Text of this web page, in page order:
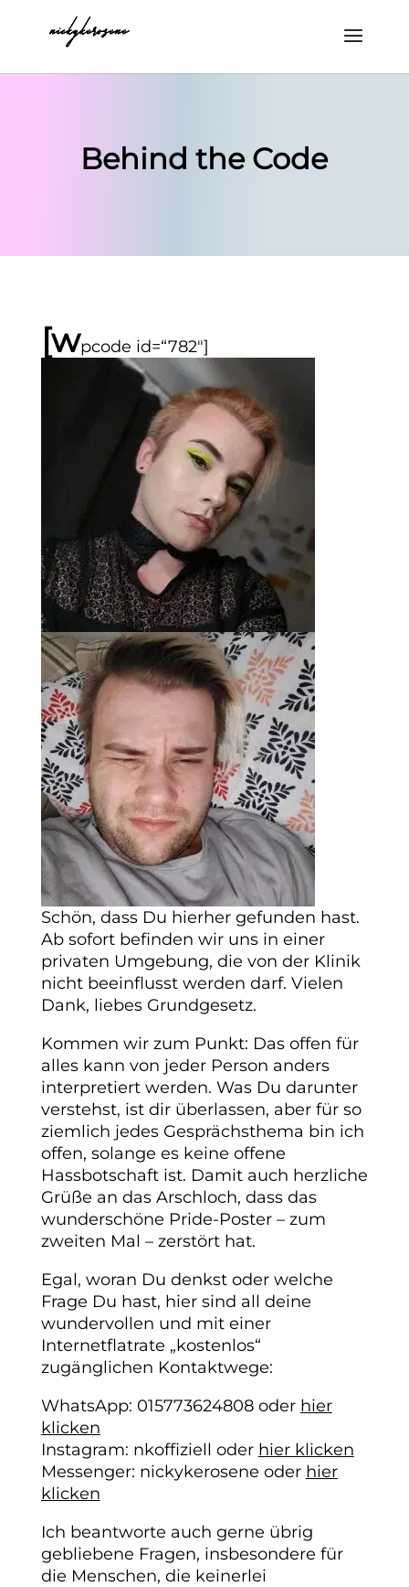
Behind the Code
[wpcode id=“782″]
Schön, dass Du hierher gefunden hast.
Ab sofort befinden wir uns in einer
privaten Umgebung, die von der Klinik
nicht beeinflusst werden darf. Vielen
Dank, liebes Grundgesetz.
Kommen wir zum Punkt: Das offen für
alles kann von jeder Person anders
interpretiert werden. Was Du darunter
verstehst, ist dir überlassen, aber für so
ziemlich jedes Gesprächsthema bin ich
offen, solange es keine offene
Hassbotschaft ist. Damit auch herzliche
Grüße an das Arschloch, dass das
wunderschöne Pride-Poster – zum
zweiten Mal – zerstört hat.
Egal, woran Du denkst oder welche
Frage Du hast, hier sind all deine
wundervollen und mit einer
Internetflatrate „kostenlos“
zugänglichen Kontaktwege:
WhatsApp: 015773624808 oder hier
klicken
Instagram: nkoffiziell oder hier klicken
Messenger: nickykerosene oder hier
klicken
Ich beantworte auch gerne übrig
gebliebene Fragen, insbesondere für
die Menschen, die keinerlei